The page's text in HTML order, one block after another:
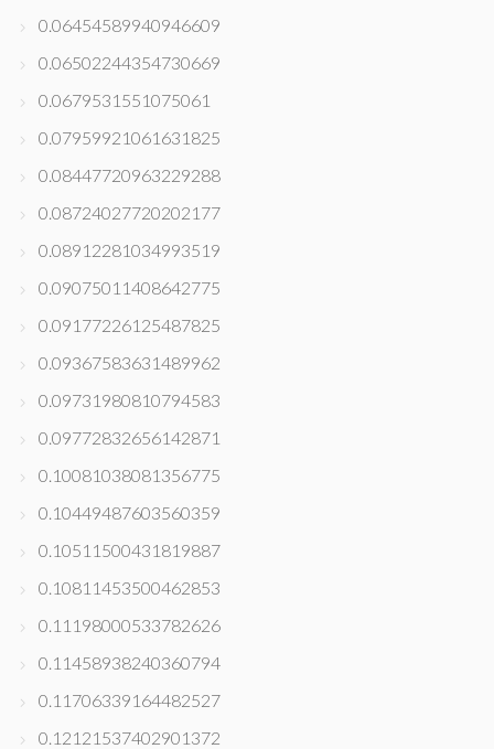
0.06454589940946609
0.06502244354730669
0.0679531551075061
0.07959921061631825
0.08447720963229288
0.08724027720202177
0.08912281034993519
0.09075011408642775
0.09177226125487825
0.09367583631489962
0.09731980810794583
0.09772832656142871
0.10081038081356775
0.10449487603560359
0.10511500431819887
0.10811453500462853
0.11198000533782626
0.11458938240360794
0.11706339164482527
0.12121537402901372